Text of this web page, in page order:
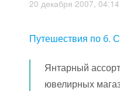
20 декабря 2007,
Путешествия по б.
Янтарный
ювелирных